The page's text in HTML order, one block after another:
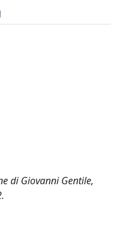
di Giovanni Gentile,